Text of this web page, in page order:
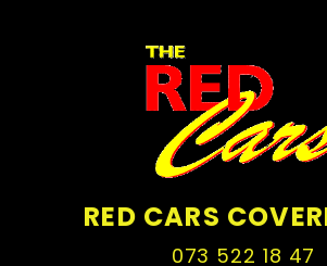
RED CARS
073 522 18 47